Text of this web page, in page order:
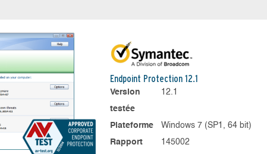
Endpoint Protection 12.1
Version
testée
12.1
Plateforme
Windows 7 (SP1, 64 bit)
Rapport
145002